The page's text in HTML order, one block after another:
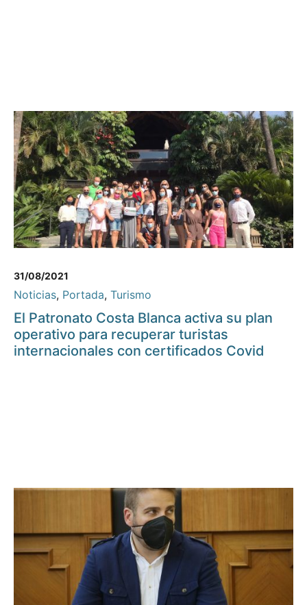
31/08/2021
Noticias, Portada, Turismo
El Patronato Costa Blanca activa su plan
operativo para recuperar turistas
internacionales con certificados Covid